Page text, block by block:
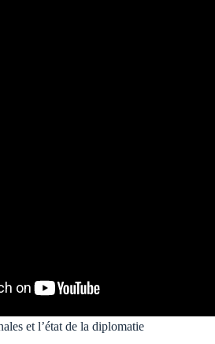
et l’état de la diplomatie